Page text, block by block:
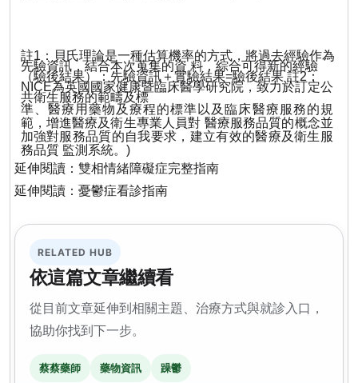
註1 ：貝氏理論是一種估算機率的方式，將過去經驗作為
先驗資訊，結合本次蒐集的資料，綜合可得新的經驗
（驗後結果）：先驗資訊＋實驗結果=驗後結果 註2：
NICE為英國國家健康暨臨床醫學研究院，致力於訂定公
共衛生服務的範疇及標
準、醫療用藥物及療程的標準以及臨床醫療服務的規
範，增進醫療及衛生專業人員對 醫療服務品質的概念並
加強對服務品質的自我要求，建立有效的醫療及衛生服
務品質 監測系統。 )
延伸閱讀： 雙相情緒障礙症完整指南
延伸閱讀： 憂鬱症看診指南
RELATED HUB
依這篇文章繼續看
從目前文章延伸到相關主題、治療方式與就診入口，
協助你找到下一步。
蔡蔡藥師 藥物資訊 躁鬱